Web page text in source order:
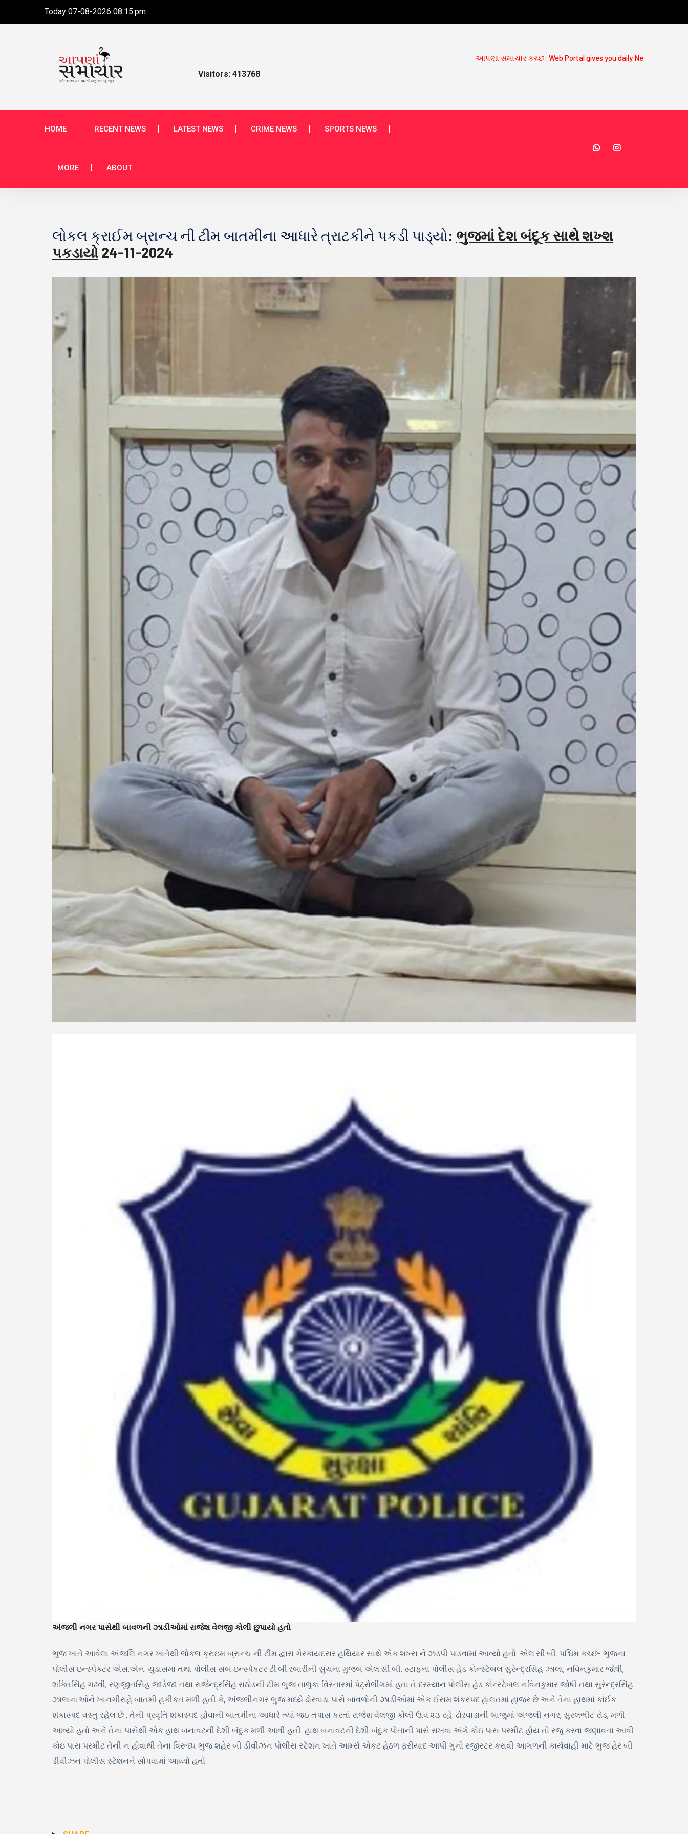
Today 07-08-2026 08:15:pm
આપણાં સમાચાર કચ્છ: Web Portal gives you daily News Updates on
Visitors: 413768
HOME RECENT NEWS LATEST NEWS CRIME NEWS SPORTS NEWS
MORE ABOUT
લોકલ ક્રાઈમ બ્રાન્ચ ની ટીમ બાતમીના આધારે ત્રાટકીને પકડી પાડ્યો: ભુજમાં દેશ બંદૂક સાથે શખ્શ
પકડાયો 24-11-2024
અંજલી નગર પાસેથી બાવળની ઝાડીઓમાં રાજેશ વેલજી કોલી છુપાયો હતો
ભુજ ખાતે આવેલા અંજલિ નગર ખાતેથી લોકલ ક્રાઇમ બ્રાન્ચ ની ટીમ દ્વારા ગેરકાયદસર હથિયાર સાથે એક શખ્સ ને ઝડપી પાડવામાં આવ્યો હતો. એલ.સી.બી. પશ્ચિમ કચ્છ- ભુજના
પોલીસ ઇન્સ્પેકટર એસ.એન. ચુડાસમા તથા પોલીસ સબ ઇન્સ્પેકટર ટી.બી.રબારીની સુચના મુજબ એલ.સી.બી. સ્ટાફના પોલીસ હેડ કોન્સ્ટેબલ સુરેન્દ્રસિંહ ઝાલા, નવિનકુમાર જોષી,
શક્તિસિંહ ગઢવી, રણજીતસિંહ જાડેજા તથા રાજેન્દ્રસિંહ રાઠોડની ટીમ ભુજ તાલુકા વિસ્તારમાં પેટ્રોલીંગમાં હતા તે દરમ્યાન પોલીસ હેડ કોન્સ્ટેબલ નવિનકુમાર જોષી તથા સુરેન્દ્રસિંહ
ઝાલાનાઓને ખાનગીરાહે બાતમી હકીકત મળી હતી કે, અંજલીનગર ભુજ મધ્યે ઢોરવાડા પાસે બાવળોની ઝાડીઓમાં એક ઈસમ શંકસ્પદ હાલતમાં હાજર છે અને તેના હાથમાં કાંઈક
શંકાસ્પદ વસ્તુ રહેલ છે . તેની પ્રવૃતિ શંકાસ્પદ હોવાની બાતમીના આધારે ત્યાં જઇ તપાસ કરતાં રાજેશ વેલજી કોલી ઉ.વ.૨૩ રહે. ઢોરવાડાની બાજુમાં અંજલી નગર, સુરલભીટ રોડ, મળી
આવ્યો હતો અને તેના પાસેથી એક હાથ બનાવટની દેશી બંદુક મળી આવી હતી. હાથ બનાવટની દેશી બંદુક પોતાની પાસે રાખવા અંગે કોઇ પાસ પરમીટ હોય તો રજુ કરવા જણાવતા આવી
કોઇ પાસ પરમીટ તેની ન હોવાથી તેના વિરૂધ્ધ ભુજ શહેર બી ડીવીઝન પોલીસ સ્ટેશન ખાતે આર્મ્સ એકટ હેઠળ ફરીયાદ આપી ગુનો રજીસ્ટર કરાવી આગળની કાર્યવાહી માટે ભુજ હેર બી
ડીવીઝન પોલીસ સ્ટેશનને સોપવામાં આવ્યો હતો.